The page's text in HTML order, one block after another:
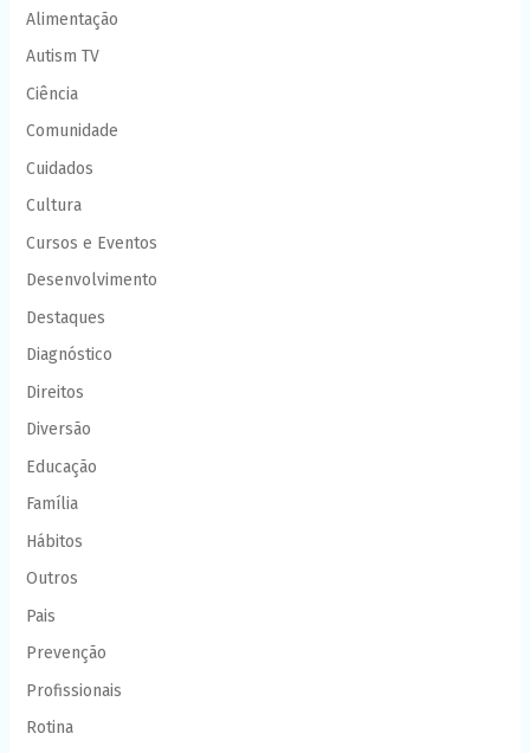
Alimentação
Autism TV
Ciência
Comunidade
Cuidados
Cultura
Cursos e Eventos
Desenvolvimento
Destaques
Diagnóstico
Direitos
Diversão
Educação
Família
Hábitos
Outros
Pais
Prevenção
Profissionais
Rotina